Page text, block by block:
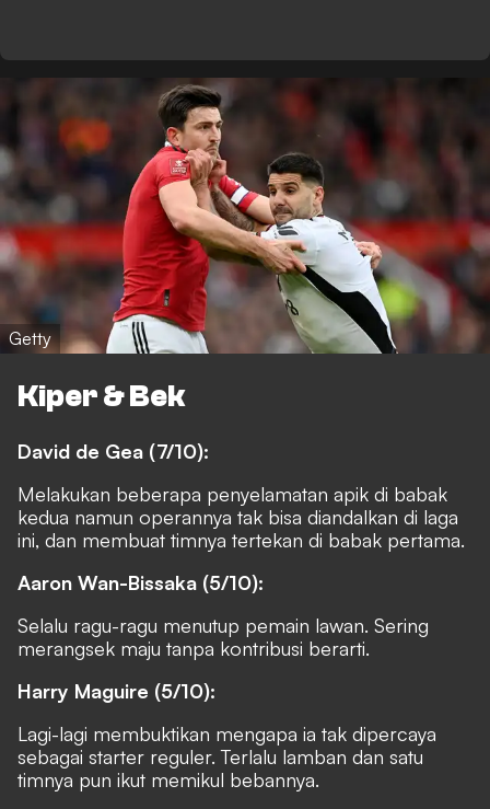
Getty
Kiper & Bek
David de Gea (7/10):
Melakukan beberapa penyelamatan apik di babak
kedua namun operannya tak bisa diandalkan di laga
ini, dan membuat timnya tertekan di babak pertama.
Aaron Wan-Bissaka (5/10):
Selalu ragu-ragu menutup pemain lawan. Sering
merangsek maju tanpa kontribusi berarti.
Harry Maguire (5/10):
Lagi-lagi membuktikan mengapa ia tak dipercaya
sebagai starter reguler. Terlalu lamban dan satu
timnya pun ikut memikul bebannya.